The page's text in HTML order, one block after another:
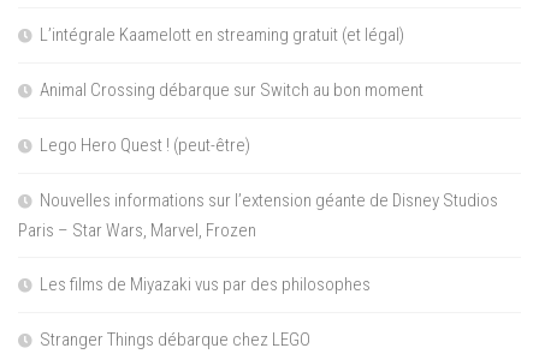
L’intégrale Kaamelott en streaming gratuit (et légal)
Animal Crossing débarque sur Switch au bon moment
Lego Hero Quest ! (peut-être)
Nouvelles informations sur l’extension géante de Disney Studios
Paris – Star Wars, Marvel, Frozen
Les films de Miyazaki vus par des philosophes
Stranger Things débarque chez LEGO